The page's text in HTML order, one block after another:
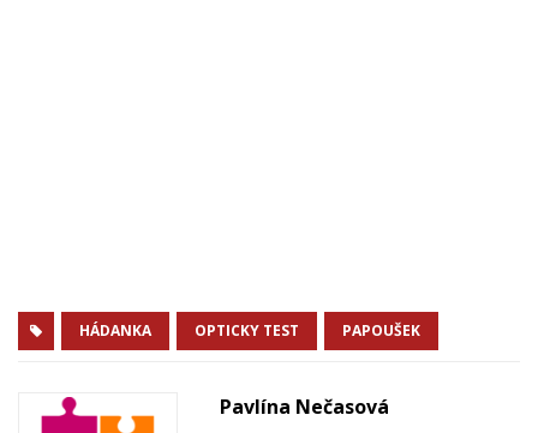
HÁDANKA OPTICKY TEST PAPOUŠEK
Pavlína Nečasová